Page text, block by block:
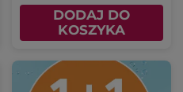
DODAJ DO
KOSZYKA